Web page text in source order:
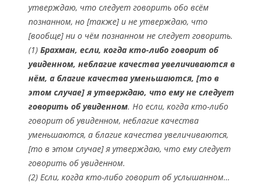
утверждаю, что следует говорить обо всём
познанном, но [также] и не утверждаю, что
[вообще] ни о чём познанном не следует говорить.
(1) Брахман, если, когда кто-либо говорит об
увиденном, неблагие качества увеличиваются в
нём, а благие качества уменьшаются, [то в
этом случае] я утверждаю, что ему не следует
говорить об увиденном. Но если, когда кто-либо
говорит об увиденном, неблагие качества
уменьшаются, а благие качества увеличиваются,
[то в этом случае] я утверждаю, что ему следует
говорить об увиденном.
(2) Если, когда кто-либо говорит об услышанном…